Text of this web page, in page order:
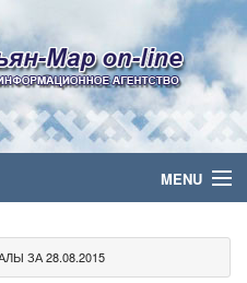
MENU
ЗА 28.08.2015